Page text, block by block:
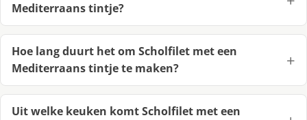
Mediterraans tintje?
Hoe lang duurt het om Scholfilet met een
Mediterraans tintje te maken?
Uit welke keuken komt Scholfilet met een